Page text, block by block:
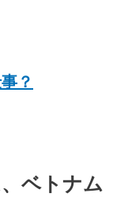
？
ベトナム